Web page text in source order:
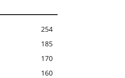
254
185
170
160